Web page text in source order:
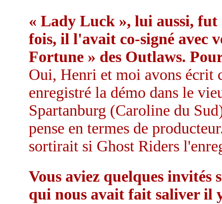
« Lady Luck », lui aussi, fut
fois, il l'avait co-signé avec
Fortune » des Outlaws.
Oui, Henri et moi avons écrit
enregistré la démo dans le
Spartanburg (Caroline du
pense en termes de
sortirait si Ghost Riders
Vous aviez quelques invités
qui nous avait fait saliver il